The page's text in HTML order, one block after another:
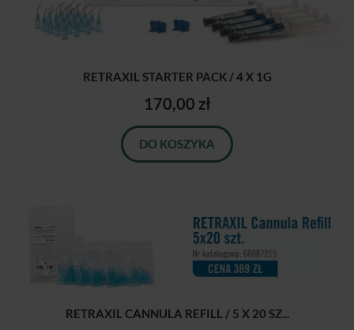
RETRAXIL STARTER PACK / 4 X 1G
170,00 zł
DO KOSZYKA
RETRAXIL CANNULA REFILL / 5 X 20 SZ...